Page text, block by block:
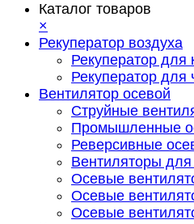
Каталог товаров
×
Рекуператор воздуха
Рекуператор для
Рекуператор для
Вентилятор осевой
Струйные
Промышленные
Реверсивные
Вентиляторы
Осевые
Осевые
Осевые